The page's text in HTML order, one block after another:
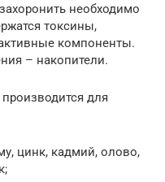
необходимо
токсины,
компоненты.
– накопители.
для
цинк, кадмий, олово,